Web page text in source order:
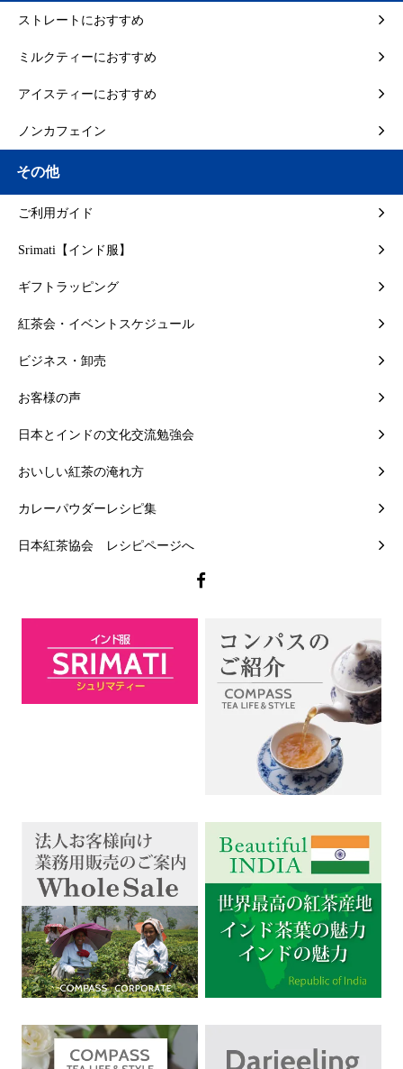
ストレートにおすすめ
ミルクティーにおすすめ
アイスティーにおすすめ
ノンカフェイン
その他
ご利用ガイド
Srimati【インド服】
ギフトラッピング
紅茶会・イベントスケジュール
ビジネス・卸売
お客様の声
日本とインドの文化交流勉強会
おいしい紅茶の淹れ方
カレーパウダーレシピ集
日本紅茶協会 レシピページへ